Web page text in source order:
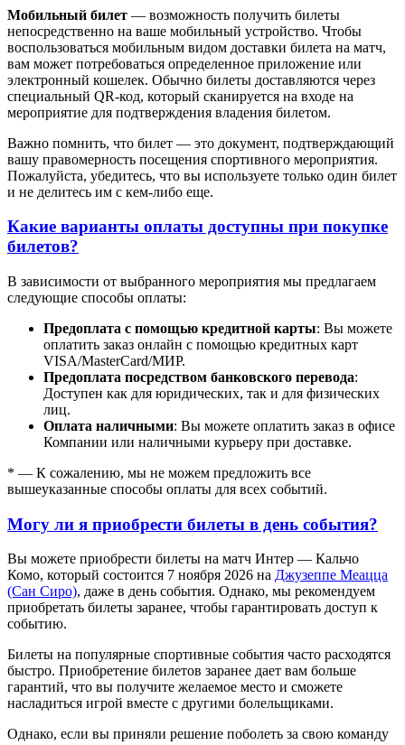
Мобильный билет — возможность получить билеты
непосредственно на ваше мобильный устройство. Чтобы
воспользоваться мобильным видом доставки билета на матч,
вам может потребоваться определенное приложение или
электронный кошелек. Обычно билеты доставляются через
специальный QR-код, который сканируется на входе на
мероприятие для подтверждения владения билетом.
Важно помнить, что билет — это документ, подтверждающий
вашу правомерность посещения спортивного мероприятия.
Пожалуйста, убедитесь, что вы используете только один билет
и не делитесь им с кем-либо еще.
Какие варианты оплаты доступны при покупке
билетов?
В зависимости от выбранного мероприятия мы предлагаем
следующие способы оплаты:
Предоплата с помощью кредитной карты: Вы можете
оплатить заказ онлайн с помощью кредитных карт
VISA/MasterСard/МИР.
Предоплата посредством банковского перевода:
Доступен как для юридических, так и для физических
лиц.
Оплата наличными: Вы можете оплатить заказ в офисе
Компании или наличными курьеру при доставке.
* — К сожалению, мы не можем предложить все
вышеуказанные способы оплаты для всех событий.
Могу ли я приобрести билеты в день события?
Вы можете приобрести билеты на матч Интер — Кальчо
Комо, который состоится 7 ноября 2026 на Джузеппе Меацца
(Сан Сиро), даже в день события. Однако, мы рекомендуем
приобретать билеты заранее, чтобы гарантировать доступ к
событию.
Билеты на популярные спортивные события часто расходятся
быстро. Приобретение билетов заранее дает вам больше
гарантий, что вы получите желаемое место и сможете
насладиться игрой вместе с другими болельщиками.
Однако, если вы приняли решение поболеть за свою команду